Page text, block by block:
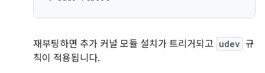
재부팅하면 추가 커널 모듈 설치가 트리거되고 udev 규
칙이 적용됩니다.